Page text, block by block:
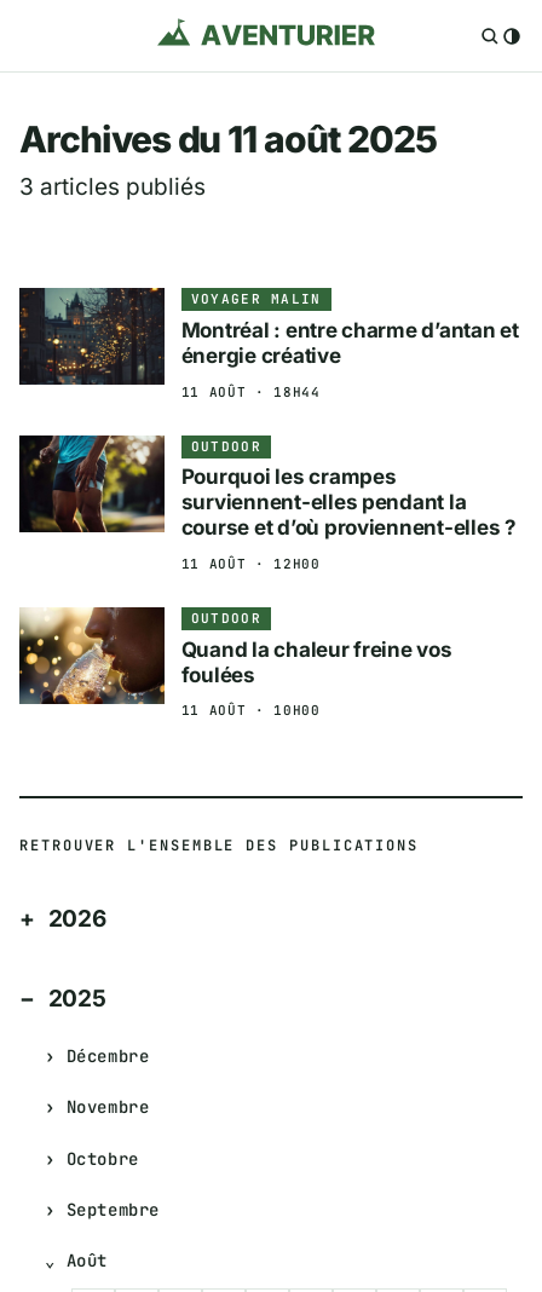
Aventurier.fr —
Archives du 11 août 2025
3 articles publiés
VOYAGER MALIN
Montréal : entre charme d’antan et
énergie créative
11 AOÛT · 18H44
OUTDOOR
Pourquoi les crampes
surviennent-elles pendant la
course et d’où proviennent-elles ?
11 AOÛT · 12H00
OUTDOOR
Quand la chaleur freine vos
foulées
11 AOÛT · 10H00
RETROUVER L'ENSEMBLE DES PUBLICATIONS
2026
2025
Décembre
Novembre
Octobre
Septembre
Août